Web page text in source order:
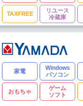
TAXFREE
リユース
冷蔵庫
家電
Windows
パソコン
おもちゃ
ゲーム
ソフト